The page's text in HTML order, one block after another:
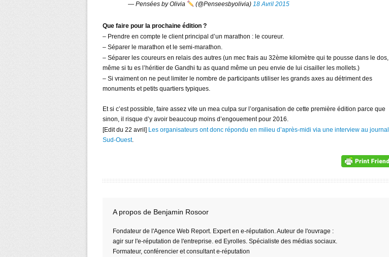
— Pensées by Olivia
(@Penseesbyolivia) 18 Avril 2015
Que faire pour la prochaine édition ?
– Prendre en compte le client principal d’un marathon : le coureur.
– Séparer le marathon et le semi-marathon.
– Séparer les coureurs en relais des autres (un mec frais au 32ème kilomètre qui te pousse dans le dos,
même si tu es l’héritier de Gandhi tu as quand même un peu envie de lui cisailler les mollets.)
– Si vraiment on ne peut limiter le nombre de participants utiliser les grands axes au détriment des
monuments et petits quartiers typiques.
Et si c’est possible, faire assez vite un mea culpa sur l’organisation de cette première édition parce que
sinon, il risque d’y avoir beaucoup moins d’engouement pour 2016.
[Edit du 22 avril] Les organisateurs ont donc répondu en milieu d’après-midi via une interview au journal
Sud-Ouest.
A propos de Benjamin Rosoor
Fondateur de l'Agence Web Report. Expert en e-réputation. Auteur de l'ouvrage :
agir sur l'e-réputation de l'entreprise. ed Eyrolles. Spécialiste des médias sociaux.
Formateur, conférencier et consultant e-réputation